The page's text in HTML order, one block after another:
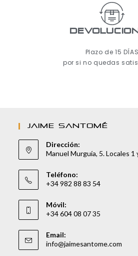
Plazo de 15 DÍAS
por si no quedas
JAIME SANTOMÉ
Dirección:
Manuel Murguía, 5. Locales 1
Teléfono:
+34 982 88 83 54
Móvil:
+34 604 08 07 35
Email:
info@jaimesantome.com